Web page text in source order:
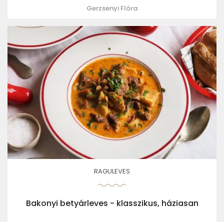
Gerzsenyi Flóra
RAGULEVES
Bakonyi betyárleves - klasszikus, háziasan